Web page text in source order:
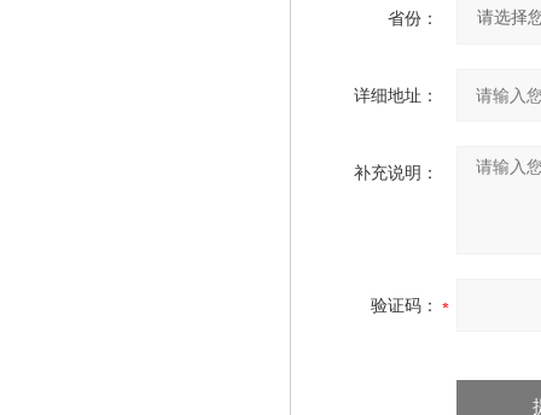
省份：
详细地址：
补充说明：
验证码：